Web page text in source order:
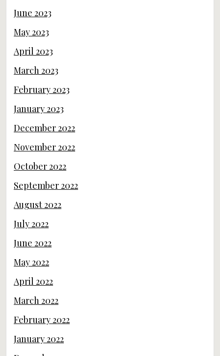
June 2023
May 2023
April 2023
March 2023
February 2023
January 2023
December 2022
November 2022
October 2022
September 2022
August 2022
July 2022
June 2022
May 2022
April 2022
March 2022
February 2022
January 2022